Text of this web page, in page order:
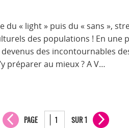
« light » puis du « sans »,
des populations ! En une
des incontournables
préparer au mieux ? A V…
PAGE SUR 1